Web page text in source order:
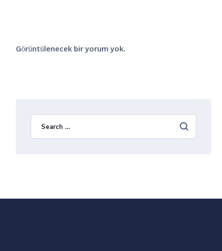
Görüntülenecek bir yorum yok.